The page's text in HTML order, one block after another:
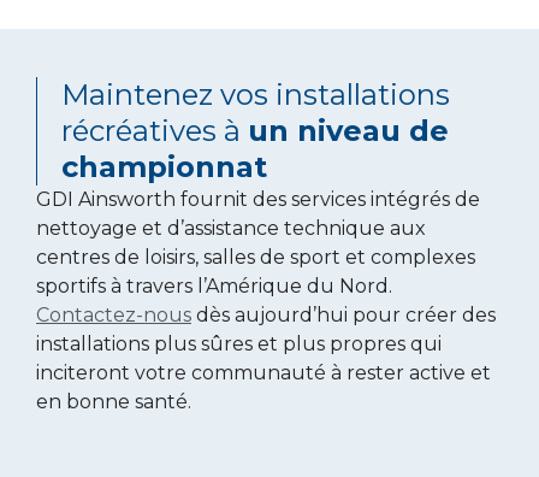
Maintenez vos installations
récréatives à un niveau de
championnat
GDI Ainsworth fournit des services intégrés de
nettoyage et d’assistance technique aux
centres de loisirs, salles de sport et complexes
sportifs à travers l’Amérique du Nord.
Contactez-nous dès aujourd’hui pour créer des
installations plus sûres et plus propres qui
inciteront votre communauté à rester active et
en bonne santé.